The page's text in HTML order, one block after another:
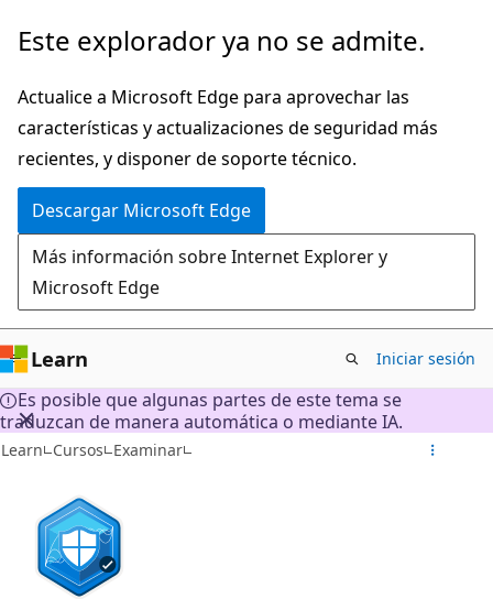
Ir
contenido
principal
Este explorador ya no se admite.
Actualice a Microsoft Edge para aprovechar las
características y actualizaciones de seguridad más
recientes, y disponer de soporte técnico.
Descargar Microsoft Edge
Más información sobre Internet Explorer y
Microsoft Edge
Learn Iniciar sesión
Es posible que algunas partes de este tema se
traduzcan de manera automática o mediante IA.
Learn Cursos Examinar